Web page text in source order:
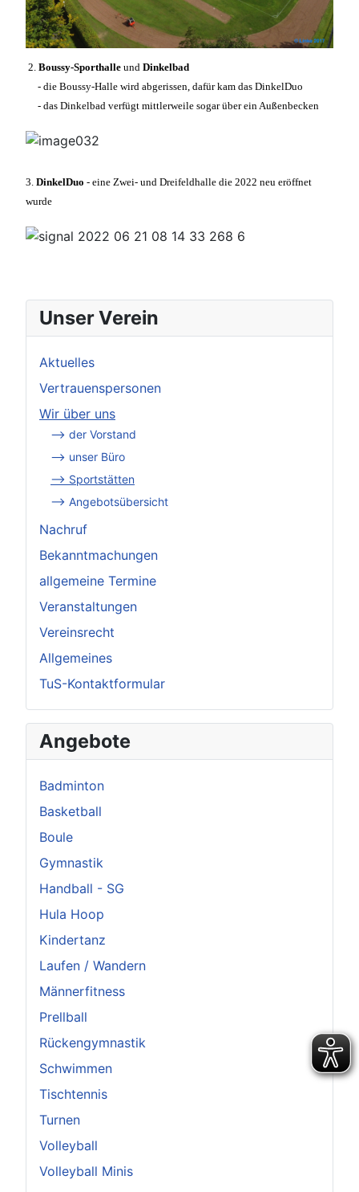
Unser Verein
Aktuelles
Vertrauenspersonen
Wir über uns
--> der Vorstand
--> unser Büro
--> Sportstätten
--> Angebotsübersicht
Nachruf
Bekanntmachungen
allgemeine Termine
Veranstaltungen
Vereinsrecht
Allgemeines
TuS-Kontaktformular
Angebote
Badminton
Basketball
Boule
Gymnastik
Handball - SG
Hula Hoop
Kindertanz
Laufen / Wandern
Männerfitness
Prellball
Rückengymnastik
Schwimmen
Tischtennis
Turnen
Volleyball
Volleyball Minis
2. Boussy-Sporthalle und Dinkelbad
- die Boussy-Halle wird abgerissen, dafür kam das DinkelDuo
- das Dinkelbad verfügt mittlerweile sogar über ein Außenbecken
3. DinkelDuo - eine Zwei- und Dreifeldhalle die 2022 neu eröffnet
wurde